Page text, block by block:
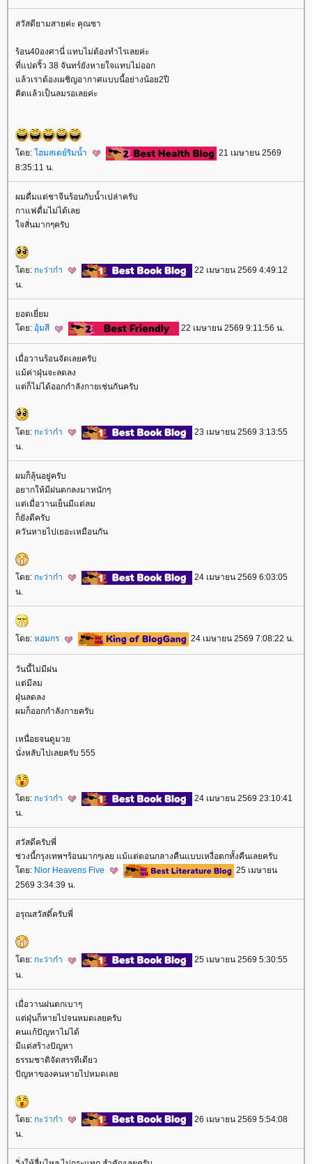
สวัสดียามสายค่ะ คุณซา
ร้อน40องศานี่ แทบไม่ต้องทำไรเลยค่ะ
ที่แปดริ้ว 38 จันทร์ยังหายใจแทบไม่ออก
ล้วเราต้องเผชิญอากาศแบบนี้อย่างน้อย2ปี
คิดแล้วเป็นลมรอเลยค่ะ
ดย: ฮมสเตย์ริมน้ำ
21 เมษายน 2569
8:35:11 น.
ผมดื่มแต่ชาจีนร้อนกับน้ำเปล่าครับ
กาแฟดื่มไม่ได้เล
จสั่นมากๆครับ
ดย: กะว่าก๋า
22 เมษายน 2569 4:49:12
น.
อดเยี่ยม
ดย: อุ้มสี 22 เมษายน 2569 9:11:56 น.
เมื่อวานร้อนจัดเลยครับ
ม้ค่าฝุ่นจะลดลง
ต่ก็ไม่ได้ออกกำลังกายเช่นกันครับ
ดย: กะว่าก๋า
23 เมษายน 2569 3:13:55
น.
ผมก็ลุ้นอยู่ครับ
อยากให้มีฝนตกลงมาหนักๆ
ต่เมื่อวานเย็นมีแต่ลม
ก็ยังดีครับ
ควันหายไปเยอะเหมือนกัน
ดย: กะว่าก๋า
24 เมษายน 2569 6:03:05
น.
ดย: หอมกร 24 เมษายน 2569 7:08:22 น.
วันนี้ไม่มีฝน
ต่มีลม
ฝุ่นลดลง
ผมก็ออกกำลังกายครับ
เหนื่อยจนดูมว
นั่งหลับไปเลยครับ 555
ดย: กะว่าก๋า
24 เมษายน 2569 23:10:41
น.
สวัสดีครับพี่
ช่วงนี้กรุงเทพฯร้อนมากๆเลย แม้แต่ตอนกลางคืนแบบเหงื่อตกทั้งคืนเลยครับ
ดย: Nior Heavens Five
25 เมษายน
2569 3:34:39 น.
อรุณสวัสดิ์ครับพี่
ดย: กะว่าก๋า
25 เมษายน 2569 5:30:55
น.
เมื่อวานฝนตกเบาๆ
ต่ฝุ่นก็หายไปจนหมดเลยครับ
คนแก้ปัญหาไม่ได้
มีแต่สร้างปัญหา
ธรรมชาติจัดสรรทีเดียว
ปัญหาของคนหายไปหมดเล
ดย: กะว่าก๋า
26 เมษายน 2569 5:54:08
น.